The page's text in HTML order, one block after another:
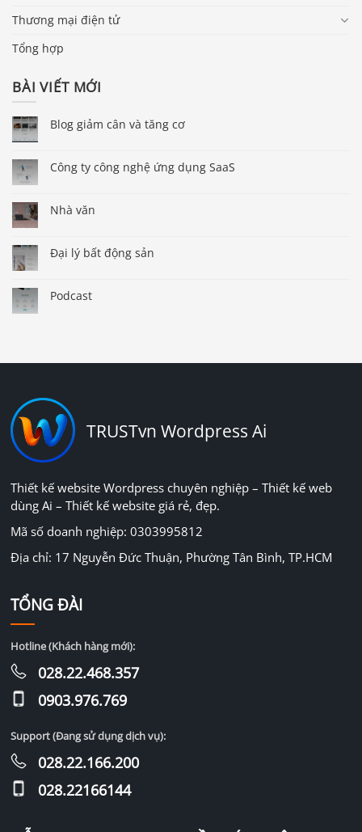
Thương mại điện tử
Tổng hợp
BÀI VIẾT MỚI
Blog giảm cân và tăng cơ
Công ty công nghệ ứng dụng SaaS
Nhà văn
Đại lý bất động sản
Podcast
TRUSTvn Wordpress Ai
Thiết kế website Wordpress chuyên nghiệp – Thiết kế web
dùng Ai – Thiết kế website giá rẻ, đẹp.
Mã số doanh nghiệp: 0303995812
Địa chỉ: 17 Nguyễn Đức Thuận, Phường Tân Bình, TP.HCM
TỔNG ĐÀI
Hotline (Khách hàng mới):
028.22.468.357
0903.976.769
Support (Đang sử dụng dịch vụ):
028.22.166.200
028.22166144